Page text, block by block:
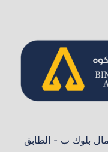
بلوك ب - الطابق